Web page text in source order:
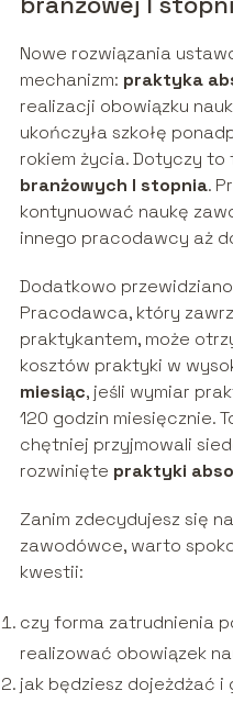
Nowe rozwiązania
mechanizm: praktyka
realizacji obowiązku
ukończyła szkołę
rokiem życia. Dotyczy
branżowych I stopnia.
kontynuować naukę
innego pracodawcy aż
Dodatkowo
Pracodawca, który
praktykantem, może
kosztów praktyki w
miesiąc, jeśli wymiar
120 godzin miesięcznie.
chętniej przyjmowali
rozwinięte praktyki
Zanim zdecydujesz się
zawodówce, warto
kwestii:
czy forma zatrudnienia
realizować obowiązek
jak będziesz dojeżdżać